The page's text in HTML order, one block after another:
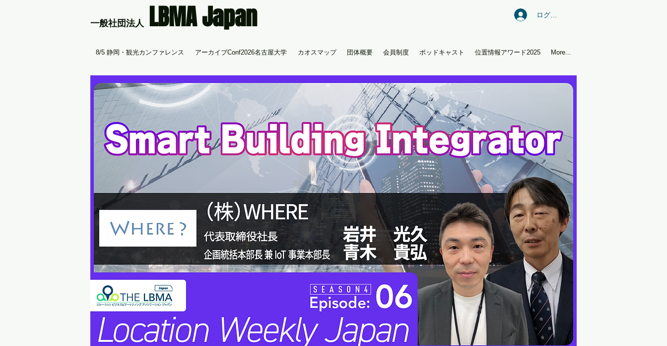
​一般社団法人 LBMA Japan ログイン
8/5 静岡・観光カンファレンス アーカイブConf2026名古屋大学 カオスマップ 団体概要 会員制度 ポッドキャスト 位置情報アワード2025 More...